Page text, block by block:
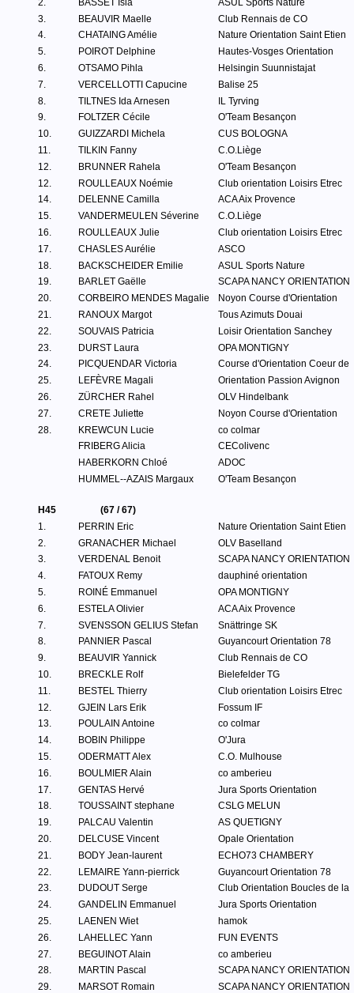
2. BASSET Isia
ASUL Sports Nature
3.
BEAUVIR Maelle
Club Rennais de CO
4.
CHATAING Amélie
Nature Orientation Saint Etien
5.
POIROT Delphine
Hautes-Vosges Orientation
6.
OTSAMO Pihla
Helsingin Suunnistajat
7.
VERCELLOTTI Capucine
Balise 25
8.
TILTNES Ida Arnesen
IL Tyrving
9.
FOLTZER Cécile
O'Team Besançon
10.
GUIZZARDI Michela
CUS BOLOGNA
11.
TILKIN Fanny
C.O.Liège
12.
BRUNNER Rahela
O'Team Besançon
12.
ROULLEAUX Noémie
Club orientation Loisirs Etrec
14.
DELENNE Camilla
ACA Aix Provence
15.
VANDERMEULEN Séverine
C.O.Liège
16.
ROULLEAUX Julie
Club orientation Loisirs Etrec
17.
CHASLES Aurélie
ASCO
18.
BACKSCHEIDER Emilie
ASUL Sports Nature
19.
BARLET Gaëlle
SCAPA NANCY ORIENTATION
20.
CORBEIRO MENDES Magalie
Noyon Course d'Orientation
21.
RANOUX Margot
Tous Azimuts Douai
22.
SOUVAIS Patricia
Loisir Orientation Sanchey
23.
DURST Laura
OPA MONTIGNY
24.
PICQUENDAR Victoria
Course d'Orientation Coeur de
25.
LEFÈVRE Magali
Orientation Passion Avignon
26.
ZÜRCHER Rahel
OLV Hindelbank
27.
CRETE Juliette
Noyon Course d'Orientation
28.
KREWCUN Lucie
co colmar
FRIBERG Alicia
CEColivenc
HABERKORN Chloé
ADOC
HUMMEL--AZAIS Margaux
O'Team Besançon
H45
(67 / 67)
1.
PERRIN Eric
Nature Orientation Saint Etien
2.
GRANACHER Michael
OLV Baselland
3.
VERDENAL Benoit
SCAPA NANCY ORIENTATION
4.
FATOUX Remy
dauphiné orientation
5.
ROINÉ Emmanuel
OPA MONTIGNY
6.
ESTELA Olivier
ACA Aix Provence
7.
SVENSSON GELIUS Stefan
Snättringe SK
8.
PANNIER Pascal
Guyancourt Orientation 78
9.
BEAUVIR Yannick
Club Rennais de CO
10.
BRECKLE Rolf
Bielefelder TG
11.
BESTEL Thierry
Club orientation Loisirs Etrec
12.
GJEIN Lars Erik
Fossum IF
13.
POULAIN Antoine
co colmar
14.
BOBIN Philippe
O'Jura
15.
ODERMATT Alex
C.O. Mulhouse
16.
BOULMIER Alain
co amberieu
17.
GENTAS Hervé
Jura Sports Orientation
18.
TOUSSAINT stephane
CSLG MELUN
19.
PALCAU Valentin
AS QUETIGNY
20.
DELCUSE Vincent
Opale Orientation
21.
BODY Jean-laurent
ECHO73 CHAMBERY
22.
LEMAIRE Yann-pierrick
Guyancourt Orientation 78
23.
DUDOUT Serge
Club Orientation Boucles de la
24.
GANDELIN Emmanuel
Jura Sports Orientation
25.
LAENEN Wiet
hamok
26.
LAHELLEC Yann
FUN EVENTS
27.
BEGUINOT Alain
co amberieu
28.
MARTIN Pascal
SCAPA NANCY ORIENTATION
29.
MARSOT Romain
SCAPA NANCY ORIENTATION